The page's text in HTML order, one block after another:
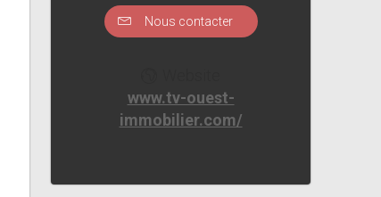
Nous contacter
www.tv-ouest-
immobilier.com/